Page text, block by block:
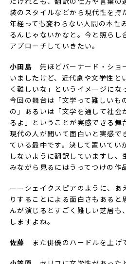
装のスタイルなどから現代性を持
年経っても変わらない人間の本性
るんじゃないかなと。今と照らし
アプローチしていきたい。
小田島 先ほどバーナード・ショ
いましたけど、近代劇や文学性と
く難しいな」というイメージにな
今回の舞台は「文学って難しいも
の」あるいは「文学を通して社会
るよ」ということが実感できる舞
現代の人が聞いて面白いと実感で
ている最中です。決して置いてい
しないように翻訳していますし、
みながら見るにはうってつけの作
ーーシェイクスピアのように、あ
りすることによる面白さもあると
んが演じるとすごく難しい芝居も
しますよね。
佐藤 また俳優のハードルを上げ